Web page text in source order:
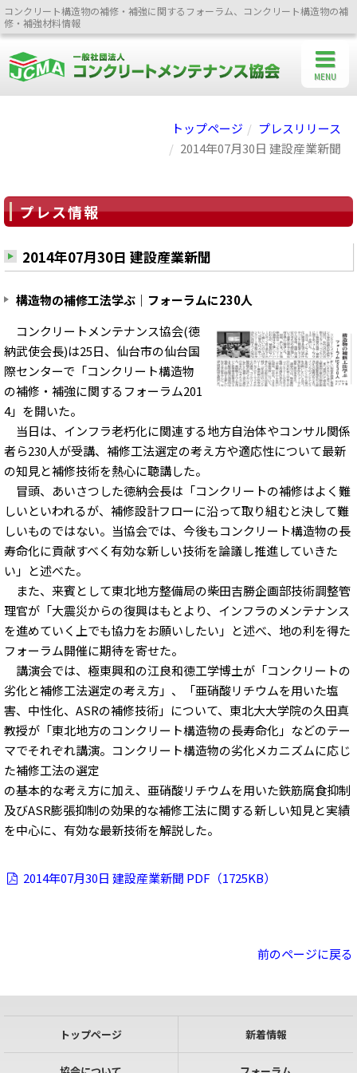
コンクリート構造物の補修・補強に関するフォーラム、コンクリート構造物の補
修・補強材料情報
トップページ
プレスリリース
2014年07月30日 建設産業新聞
プレス情報
2014年07月30日 建設産業新聞
構造物の補修工法学ぶ｜フォーラムに230人
コンクリートメンテナンス協会(徳
納武使会長)は25日、仙台市の仙台国
際センターで「コンクリート構造物
の補修・補強に関するフォーラム201
4」を開いた。
当日は、インフラ老朽化に関連する地方自治体やコンサル関係
者ら230人が受講、補修工法選定の考え方や適応性について最新
の知見と補修技術を熱心に聴講した。
冒頭、あいさつした徳納会長は「コンクリートの補修はよく難
しいといわれるが、補修設計フローに沿って取り組むと決して難
しいものではない。当協会では、今後もコンクリート構造物の長
寿命化に貢献すべく有効な新しい技術を論議し推進していきた
い」と述べた。
また、来賓として東北地方整備局の柴田吉勝企画部技術調整管
理官が「大震災からの復興はもとより、インフラのメンテナンス
を進めていく上でも協力をお願いしたい」と述べ、地の利を得た
フォーラム開催に期待を寄せた。
講演会では、極東興和の江良和徳工学博土が「コンクリートの
劣化と補修工法選定の考え方」、「亜硝酸リチウムを用いた塩
害、中性化、ASRの補修技術」について、東北大大学院の久田真
教授が「東北地方のコンクリート構造物の長寿命化」などのテー
マでそれぞれ講演。コンクリート構造物の劣化メカニズムに応じ
た補修工法の選定
の基本的な考え方に加え、亜硝酸リチウムを用いた鉄筋腐食抑制
及びASR膨張抑制の効果的な補修工法に関する新しい知見と実績
を中心に、有効な最新技術を解説した。
2014年07月30日 建設産業新聞 PDF（1725KB）
前のページに戻る
トップページ 新着情報
MENU